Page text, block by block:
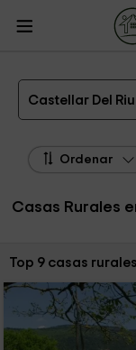
Casas
Barcelona
Casas
Las 9 mejores casas
Castellar Del
Ordenar
Casas Rurales
Ordenar por:
Top 9 casas